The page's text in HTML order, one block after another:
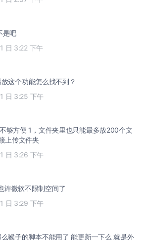
是吧
日 3:22 下午
这个功能怎么找不到？
日 3:25 下午
够方便 1，文件夹里也只能最多放200个文
上传文件夹
日 3:26 下午
许微软不限制空间了
日 3:29 下午
子的脚本不能用了 能更新一下么 就是外